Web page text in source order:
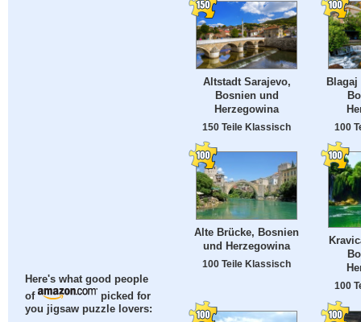
Here's what good people
of
picked for
you jigsaw puzzle lovers:
Altstadt Sarajevo,
Bosnien und
Herzegowina
150 Teile Klassisch
Blagaj
100
Alte Brücke, Bosnien
und Herzegowina
100 Teile Klassisch
100